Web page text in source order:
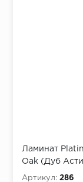
Ламинат
Oak (Дуб
Артикул: 286